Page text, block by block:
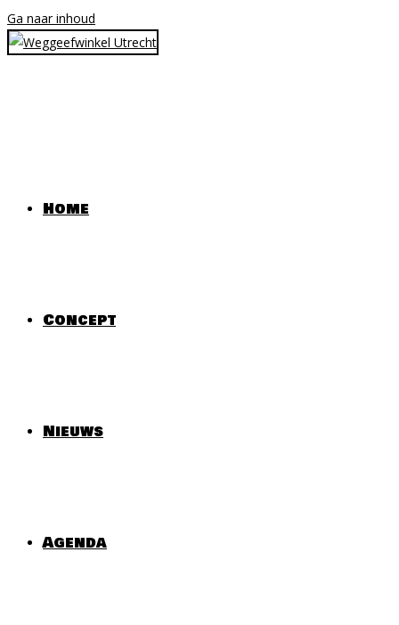
Ga naar inhoud
Home
Concept
Nieuws
Agenda